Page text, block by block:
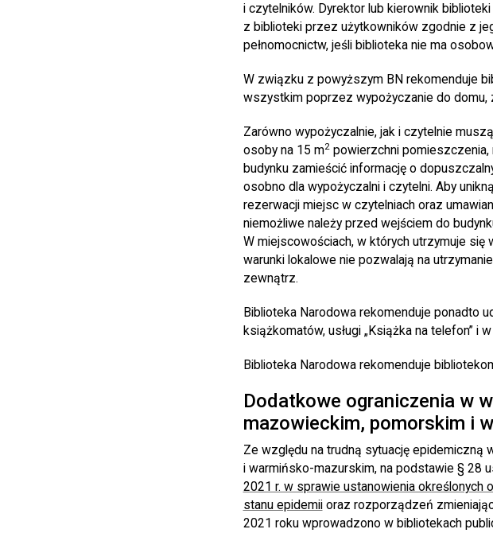
i czytelników. Dyrektor lub kierownik
z biblioteki przez użytkowników zgodnie z
pełnomocnictw, jeśli biblioteka nie ma
W związku z powyższym BN rekomenduje
wszystkim poprzez wypożyczanie do domu,
Zarówno wypożyczalnie, jak i czytelnie
osoby na 15 m2powierzchni pomieszczenia,
budynku zamieścić informację o
osobno dla wypożyczalni i czytelni. Aby
rezerwacji miejsc w czytelniach oraz
niemożliwe należy przed wejściem do
W miejscowościach, w których utrzymuje
warunki lokalowe nie pozwalają na
zewnątrz.
Biblioteka Narodowa rekomenduje ponadto
książkomatów, usługi „Książka na telefon” i
Biblioteka Narodowa rekomenduje
Dodatkowe ograniczenia w
mazowieckim, pomorskim i
Ze względu na trudną sytuację
i warmińsko-mazurskim, na podstawie § 28
2021 r. w sprawie ustanowienia
stanu epidemiioraz rozporządzeń
2021 roku wprowadzono w bibliotekach